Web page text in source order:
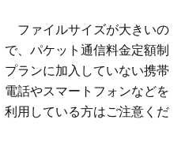
ファイルサイズが大きいの
で、パケット通信料金定額制
プランに加入していない携帯
電話やスマートフォンなどを
利用している方はご注意くだ